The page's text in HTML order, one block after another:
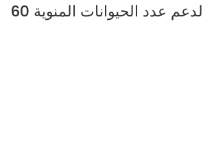
CountBoost- لدعم عدد الحيوانات المنوية 60